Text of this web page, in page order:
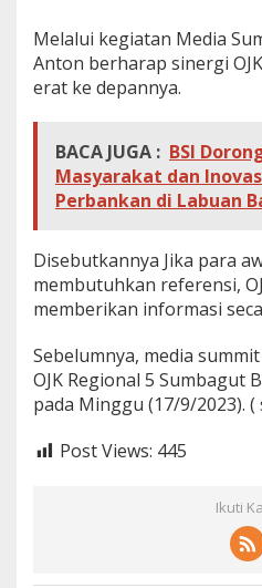
Melalui kegiatan Media
Anton berharap sinergi
erat ke depannya.
BACA JUGA : BSI
Masyarakat dan
Perbankan di Labuan
Disebutkannya Jika para
membutuhkan referensi,
memberikan informasi
Sebelumnya, media
OJK Regional 5 Sumbagut
pada Minggu (17/9/2023). (
Post Views: 445
Ikuti